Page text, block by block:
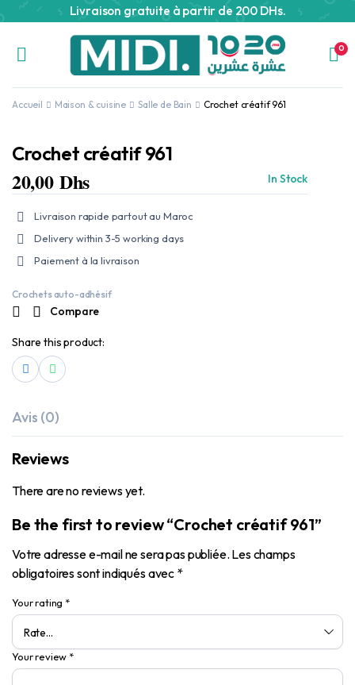
Livraison gratuite à partir de 200 DHs.
0
Accueil Maison & cuisine Salle de Bain Crochet créatif 961
Crochet créatif 961
20,00Dhs In Stock
Livraison rapide partout au Maroc
Delivery within 3-5 working days
Paiement à la livraison
Crochets auto-adhésif
Compare
Share this product:
Avis (0)
Reviews
There are no reviews yet.
Be the first to review “Crochet créatif 961”
Votre adresse e-mail ne sera pas publiée. Les champs
obligatoires sont indiqués avec *
Your rating *
Your review *